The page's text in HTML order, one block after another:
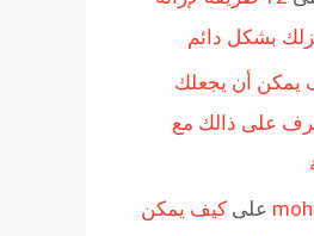
بشكل دائم
يمكن أن يجعلك
على ذالك مع
على كيف يمكن